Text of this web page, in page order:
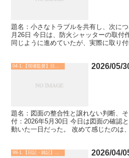
題名：小さなトラブルを共有し、次に
月26日 今日は、防火シャッターの取付
同じように進めていたが、実際に取り
04-1.【現場監督】日記・実務 他 2026/05/
題名：図面の整合性と譲れない判断、
付：2026年5月30日 今日は図面の確認
動いた一日だった。 改めて感じたのは
99-1.【日記・雑記】自由 2026/04/